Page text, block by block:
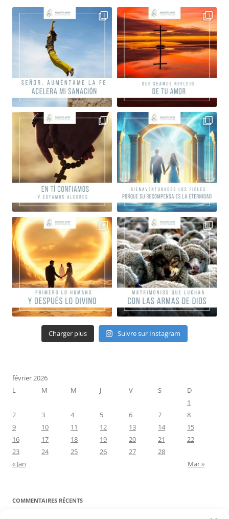
Charger plus Suivre sur Instagram
février 2026
L
M M J V S
D
1
2
3 4 5 6 7
8
9
10 11 12 13 14
15
16
17 18 19 20 21
22
23
24 25 26 27
28
« Jan
Mar »
COMMENTAIRES RÉCENTS